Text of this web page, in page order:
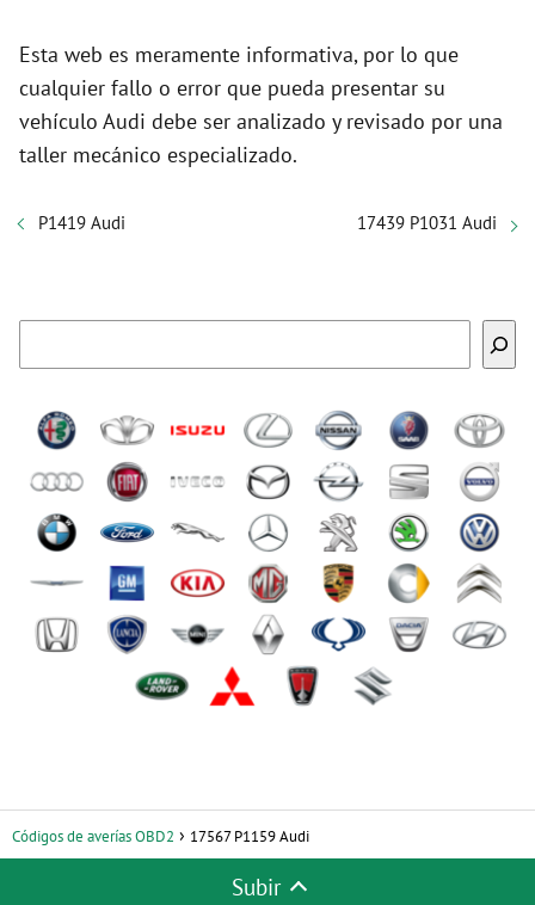
Esta web es meramente informativa, por lo que
cualquier fallo o error que pueda presentar su
vehículo Audi debe ser analizado y revisado por una
taller mecánico especializado.
P1419 Audi 17439 P1031 Audi
Códigos de averías OBD2 17567 P1159 Audi
Subir